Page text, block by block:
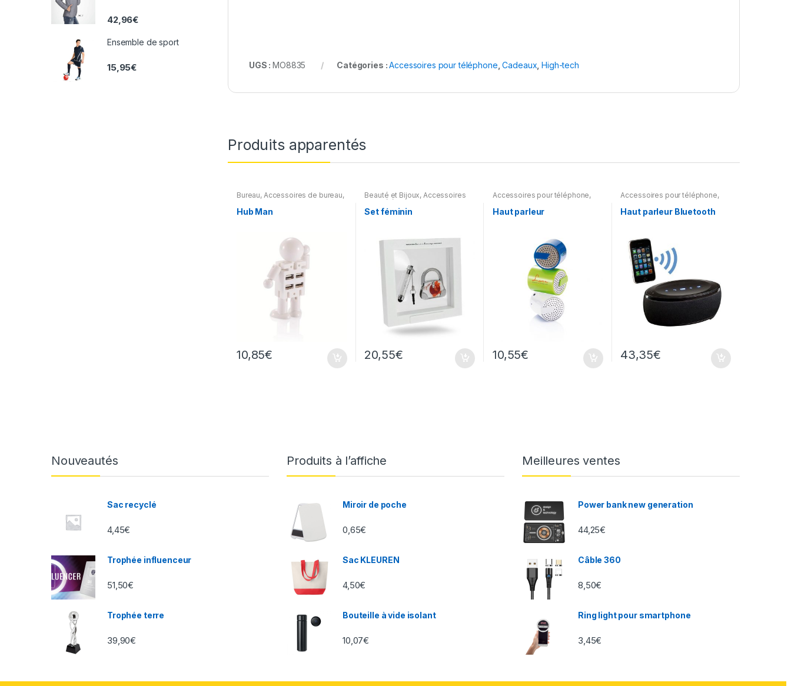
UGS :MO8835 Catégories :Accessoires pour téléphone ,Cadeaux ,High-tech
Produits apparentés
Bureau, Accessoires de bureau,
Accesoires
téléphone,
Hub Man
10,85€
Beauté et Bijoux, Accessoires
pour téléphone
Set féminin
20,55€
Accessoires pour téléphone,
Haut parleur
10,55€
Accessoires pour téléphone,
Haut parleur Bluetooth
43,35€
42,96€
Ensemble de sport
15,95€
Nouveautés
Sac recyclé
4,45€
Trophée influenceur
51,50€
Trophée terre
39,90€
Produits à l’affiche
Miroir de poche
0,65€
Sac KLEUREN
4,50€
Bouteille à vide isolant
10,07€
Meilleures ventes
Power bank new generation
44,25€
Câble 360
8,50€
Ring light pour smartphone
3,45€